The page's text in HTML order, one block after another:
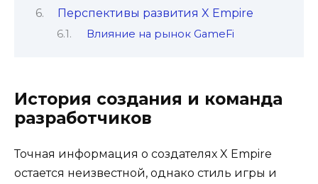
Перспективы развития X Empire
Влияние на рынок GameFi
История создания и команда
разработчиков
Точная информация о создателях X Empire
остается неизвестной, однако стиль игры и